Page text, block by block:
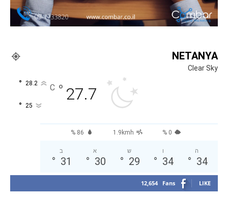
NETANYA
Clear Sky
27.7
°
C
28.2
°
25
°
86 % 1.9kmh 0 %
ה
34
°
ו
34
°
ש
29
°
א
30
°
ב
31
°
12,654 Fans LIKE